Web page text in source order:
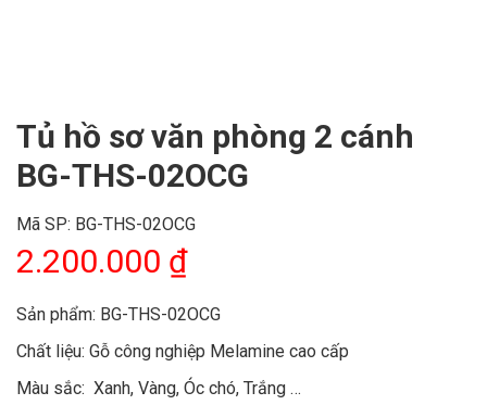
Tủ hồ sơ văn phòng 2 cánh
BG-THS-02OCG
Mã SP: BG-THS-02OCG
2.200.000 ₫
Sản phẩm: BG-THS-02OCG
Chất liệu: Gỗ công nghiệp Melamine cao cấp
Màu sắc: Xanh, Vàng, Óc chó, Trắng …